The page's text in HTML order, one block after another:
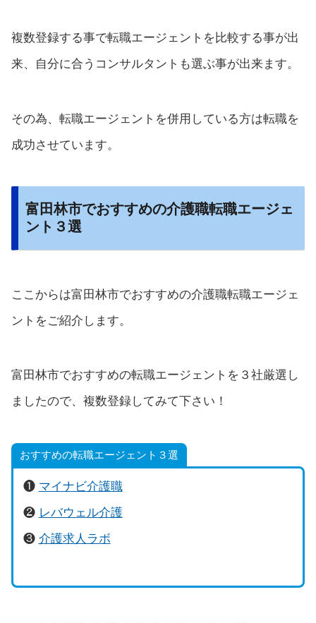
複数登録する事で転職エージェントを比較する事が出
来、自分に合うコンサルタントも選ぶ事が出来ます。
その為、転職エージェントを併用している方は転職を
成功させています。
富田林市でおすすめの介護職転職エージェ
ント３選
ここからは富田林市でおすすめの介護職転職エージェ
ントをご紹介します。
富田林市でおすすめの転職エージェントを３社厳選し
ましたので、複数登録してみて下さい！
おすすめの転職エージェント３選
❶ マイナビ介護職
❷ レバウェル介護
❸ 介護求人ラボ